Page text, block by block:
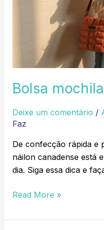
Bolsa
Deixe um comentário /
Faz
De confecção rápida e
náilon canadense está
dia. Siga essa dica e
Read More »